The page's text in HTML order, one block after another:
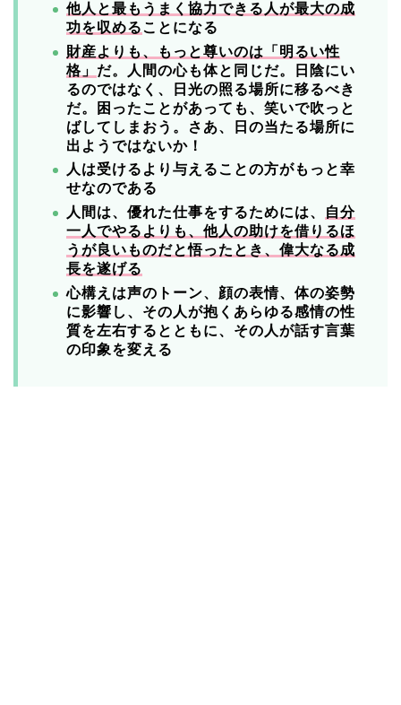
他人と最もうまく協力できる人が最大の成
功を収めることになる
財産よりも、もっと尊いのは「明るい性
格」 だ。 人間の心も体と同じだ。
日陰にい
るのではなく、日光の照る場所に移るべき
だ。
困ったことがあっても、笑いで吹っと
ばしてしまおう。
さあ、日の当たる場所に
出ようではないか！
人は受けるより与えることの方がもっと幸
せなのである
人間は、優れた仕事をするためには、
自分
一人でやるよりも、他人の助けを借りるほ
うが良いものだと悟ったとき、偉大なる成
長を遂げる
心構えは声のトーン、顔の表情、体の姿勢
に影響し、その人が抱くあらゆる感情の性
質を左右するとともに、その人が話す言葉
の印象を変える